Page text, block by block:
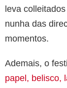
leva
nunha das
momentos.
Ademais, o
papel, belisco,